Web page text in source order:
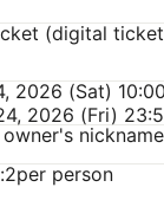
(digital
2026 (Sat)
2026 (Fri)
nickname
person